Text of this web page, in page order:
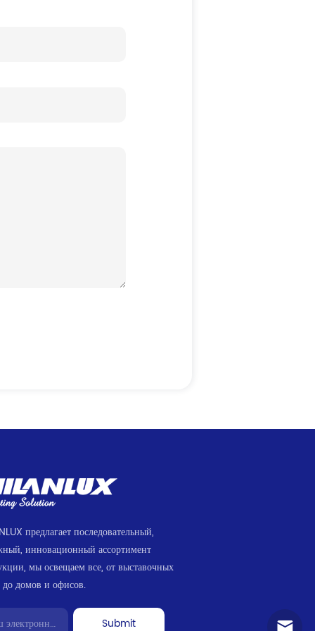
предлагает последовательный,
инновационный ассортимент
мы освещаем все, от выставочных
до домов и офисов.
Submit